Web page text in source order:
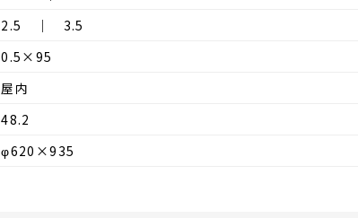
2.5 ｜ 3.5
0.5×95
屋内
48.2
φ620×935